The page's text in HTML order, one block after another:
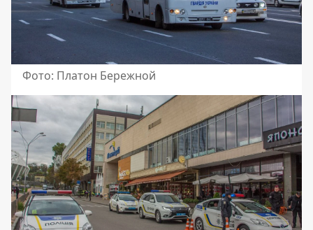
Фото: Платон Бережной